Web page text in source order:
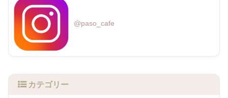
@paso_cafe
カテゴリー